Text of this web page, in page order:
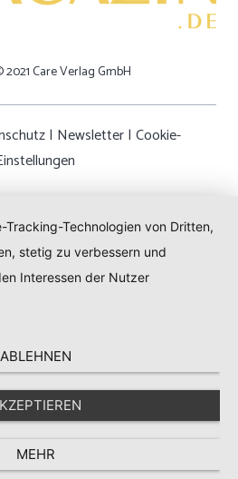
Care Verlag GmbH
| Newsletter| Cookie-
Tracking-Technologien von Dritten,
stetig zu verbessern und
Interessen der Nutzer
ABLEHNEN
MEHR